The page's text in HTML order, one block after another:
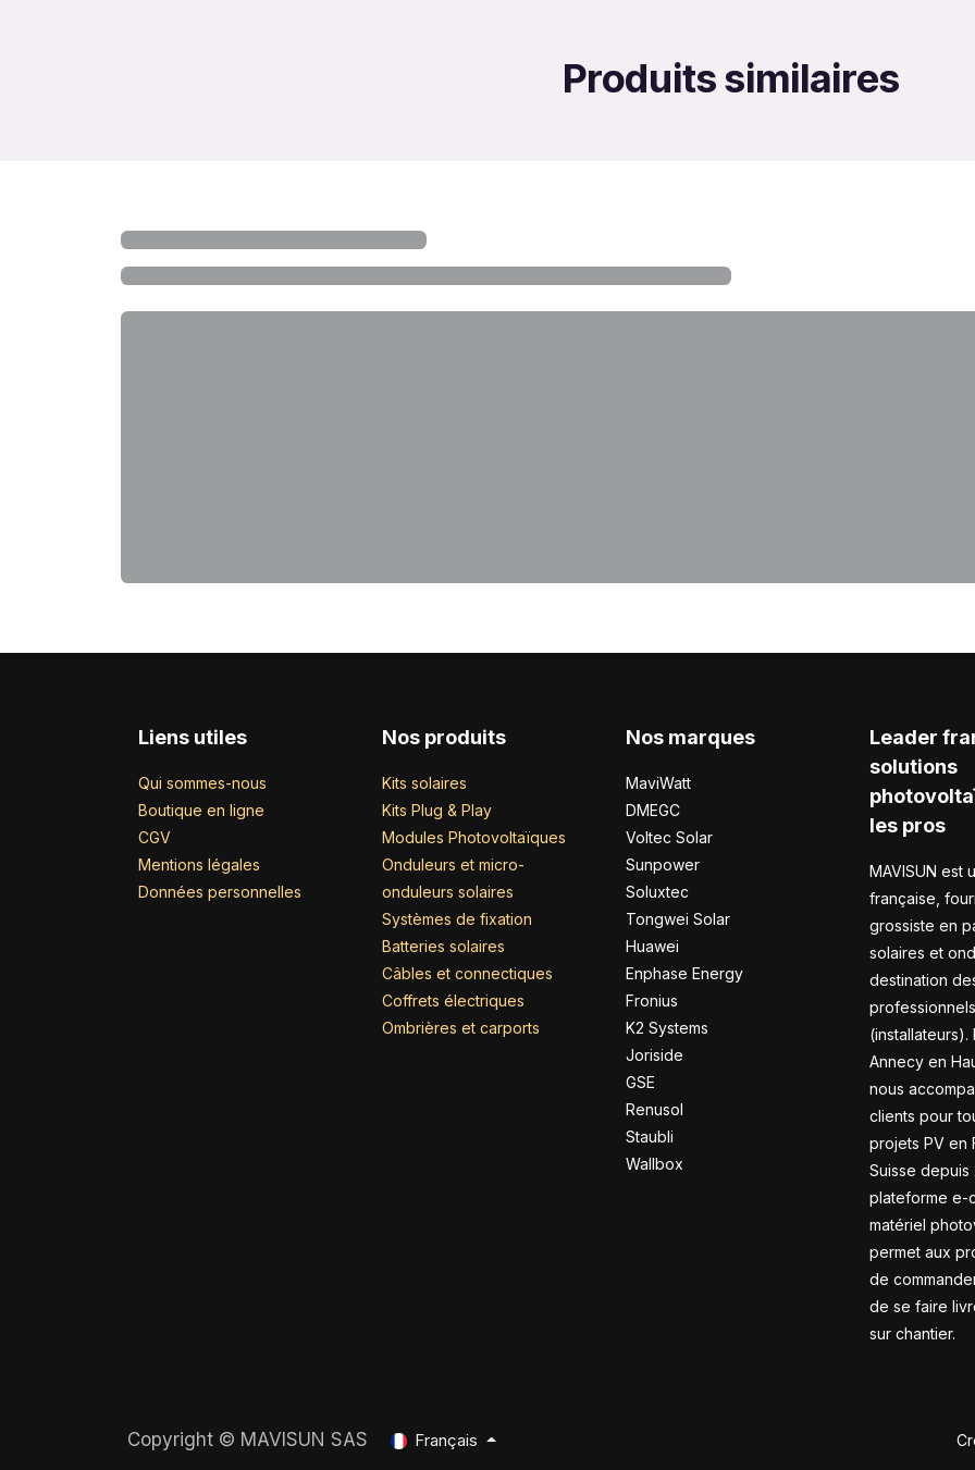
Produits similaires
Liens utiles
Qui sommes-nous
Boutique en ligne
CGV
Mentions légales
Données personnelles
Nos produits
Kits solaires
Kits Plug & Play
Modules Photovoltaïques
Onduleurs et micro-
onduleurs solaires
Systèmes de fixation
Batteries solaires
Câbles et connectiques
Coffrets électriques
Ombrières et carports
Nos marques
MaviWatt
DMEGC
Voltec Solar
Sunpower
Soluxtec
Tongwei Solar
Huawei
Enphase Energy
Fronius
K2 Systems
Joriside
GSE
Renusol
Staubli
Wallbox
Leader
solutions
les pros
MAVISUN est
française,
grossiste en
solaires et
destination
(installateurs).
Annecy en
nous
clients pour
projets PV en
Suisse depuis
plateforme e-
matériel
permet aux
de
de se faire
sur chantier.
Copyright © MAVISUN SAS Français